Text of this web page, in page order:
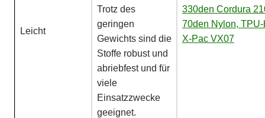
Leicht
Trotz des
geringen
Gewichts sind die
Stoffe robust und
abriebfest und für
viele
Einsatzzwecke
geeignet.
330den Cordura
70den Nylon,
X-Pac VX07